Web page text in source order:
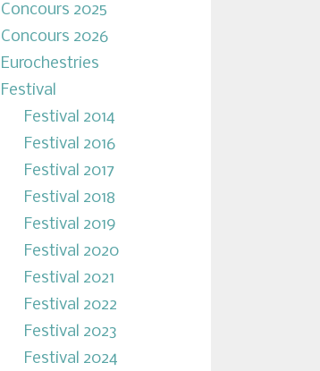
Concours 2025
Concours 2026
Eurochestries
Festival
Festival 2014
Festival 2016
Festival 2017
Festival 2018
Festival 2019
Festival 2020
Festival 2021
Festival 2022
Festival 2023
Festival 2024